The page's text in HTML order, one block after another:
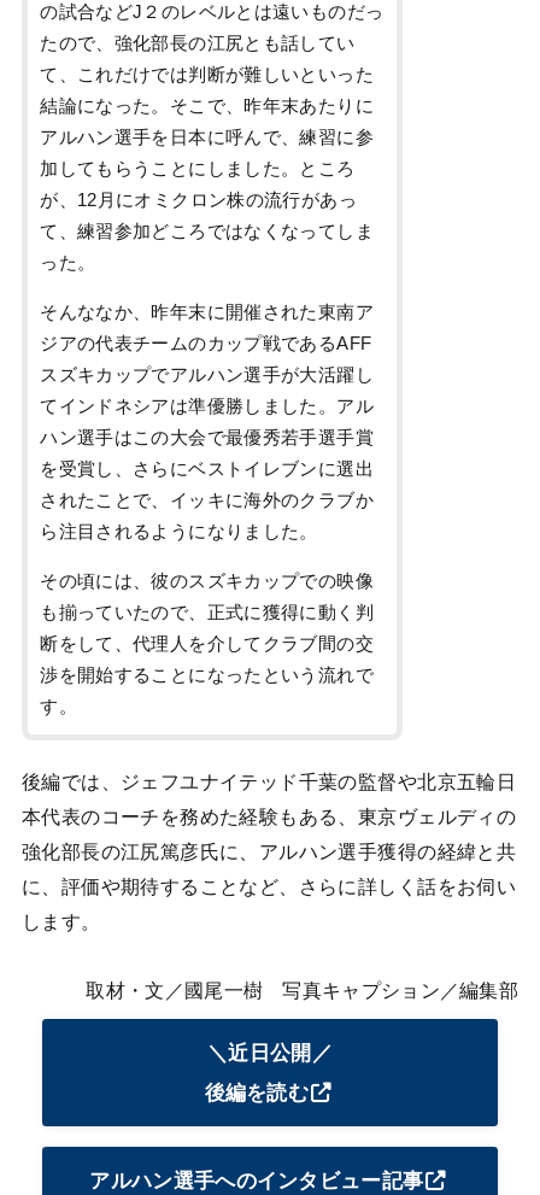
の試合などJ２のレベルとは遠いものだっ
たので、強化部長の江尻とも話してい
て、これだけでは判断が難しいといった
結論になった。そこで、昨年末あたりに
アルハン選手を日本に呼んで、練習に参
加してもらうことにしました。ところ
が、12月にオミクロン株の流行があっ
て、練習参加どころではなくなってしま
った。
そんななか、昨年末に開催された東南ア
ジアの代表チームのカップ戦であるAFF
スズキカップでアルハン選手が大活躍し
てインドネシアは準優勝しました。アル
ハン選手はこの大会で最優秀若手選手賞
を受賞し、さらにベストイレブンに選出
されたことで、イッキに海外のクラブか
ら注目されるようになりました。
その頃には、彼のスズキカップでの映像
も揃っていたので、正式に獲得に動く判
断をして、代理人を介してクラブ間の交
渉を開始することになったという流れで
す。
後編では、ジェフユナイテッド千葉の監督や北京五輪日
本代表のコーチを務めた経験もある、東京ヴェルディの
強化部長の江尻篤彦氏に、アルハン選手獲得の経緯と共
に、評価や期待することなど、さらに詳しく話をお伺い
します。
取材・文／國尾一樹 写真キャプション／編集部
＼近日公開／
後編を読む
アルハン選手へのインタビュー記事